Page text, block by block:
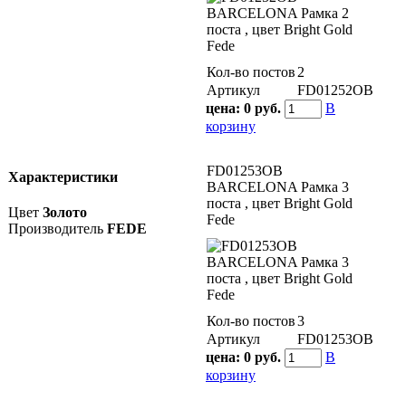
Кол-во постов 2
Артикул
FD01252OB
цена: 0 руб.
В
корзину
FD01253OB
BARCELONA Рамка 3
поста , цвет Bright Gold
Fede
Кол-во постов3
Артикул
FD01253OB
цена: 0 руб.
В
корзину
Характеристики
Цвет Золото
Производитель FEDE